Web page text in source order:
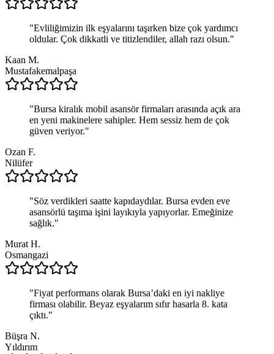
"Evliliğimizin ilk eşyalarını taşırken bize çok yardımcı
oldular. Çok dikkatli ve titizlendiler, allah razı olsun."
Kaan M.
Mustafakemalpaşa
"Bursa kiralık mobil asansör firmaları arasında açık ara
en yeni makinelere sahipler. Hem sessiz hem de çok
güven veriyor."
Ozan F.
Nilüfer
"Söz verdikleri saatte kapıdaydılar. Bursa evden eve
asansörlü taşıma işini layıkıyla yapıyorlar. Emeğinize
sağlık."
Murat H.
Osmangazi
"Fiyat performans olarak Bursa’daki en iyi nakliye
firması olabilir. Beyaz eşyalarım sıfır hasarla 8. kata
çıktı."
Büşra N.
Yıldırım